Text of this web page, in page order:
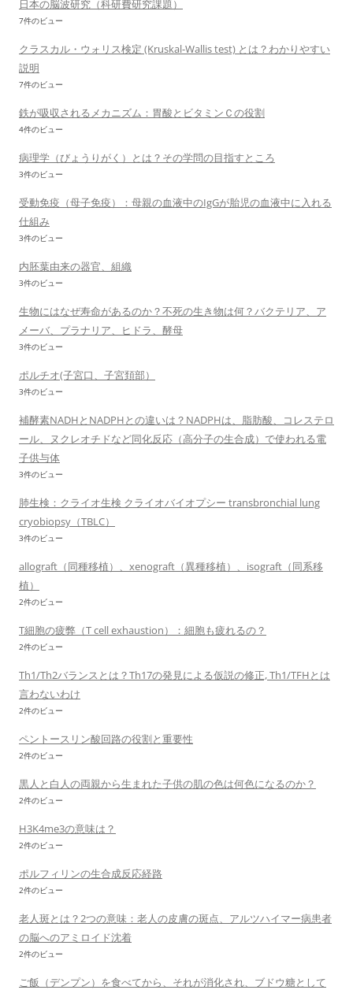
日本の脳波研究（科研費研究課題）
7件のビュー
クラスカル・ウォリス検定 (Kruskal-Wallis test) とは？わかりやすい
説明
7件のビュー
鉄が吸収されるメカニズム：胃酸とビタミンＣの役割
4件のビュー
病理学（びょうりがく）とは？その学問の目指すところ
3件のビュー
受動免疫（母子免疫）：母親の血液中のIgGが胎児の血液中に入れる
仕組み
3件のビュー
内胚葉由来の器官、組織
3件のビュー
生物にはなぜ寿命があるのか？不死の生き物は何？バクテリア、ア
メーバ、プラナリア、ヒドラ、酵母
3件のビュー
ポルチオ(子宮口、子宮頚部）
3件のビュー
補酵素NADHとNADPHとの違いは？NADPHは、脂肪酸、コレステロ
ール、ヌクレオチドなど同化反応（高分子の生合成）で使われる電
子供与体
3件のビュー
肺生検：クライオ生検 クライオバイオプシー transbronchial lung
cryobiopsy（TBLC）
3件のビュー
allograft（同種移植）、xenograft（異種移植）、isograft（同系移
植）
2件のビュー
T細胞の疲弊（T cell exhaustion）：細胞も疲れるの？
2件のビュー
Th1/Th2バランスとは？Th17の発見による仮説の修正, Th1/TFHとは
言わないわけ
2件のビュー
ペントースリン酸回路の役割と重要性
2件のビュー
黒人と白人の両親から生まれた子供の肌の色は何色になるのか？
2件のビュー
H3K4me3の意味は？
2件のビュー
ポルフィリンの生合成反応経路
2件のビュー
老人斑とは？2つの意味：老人の皮膚の斑点、アルツハイマー病患者
の脳へのアミロイド沈着
2件のビュー
ご飯（デンプン）を食べてから、それが消化され、ブドウ糖として